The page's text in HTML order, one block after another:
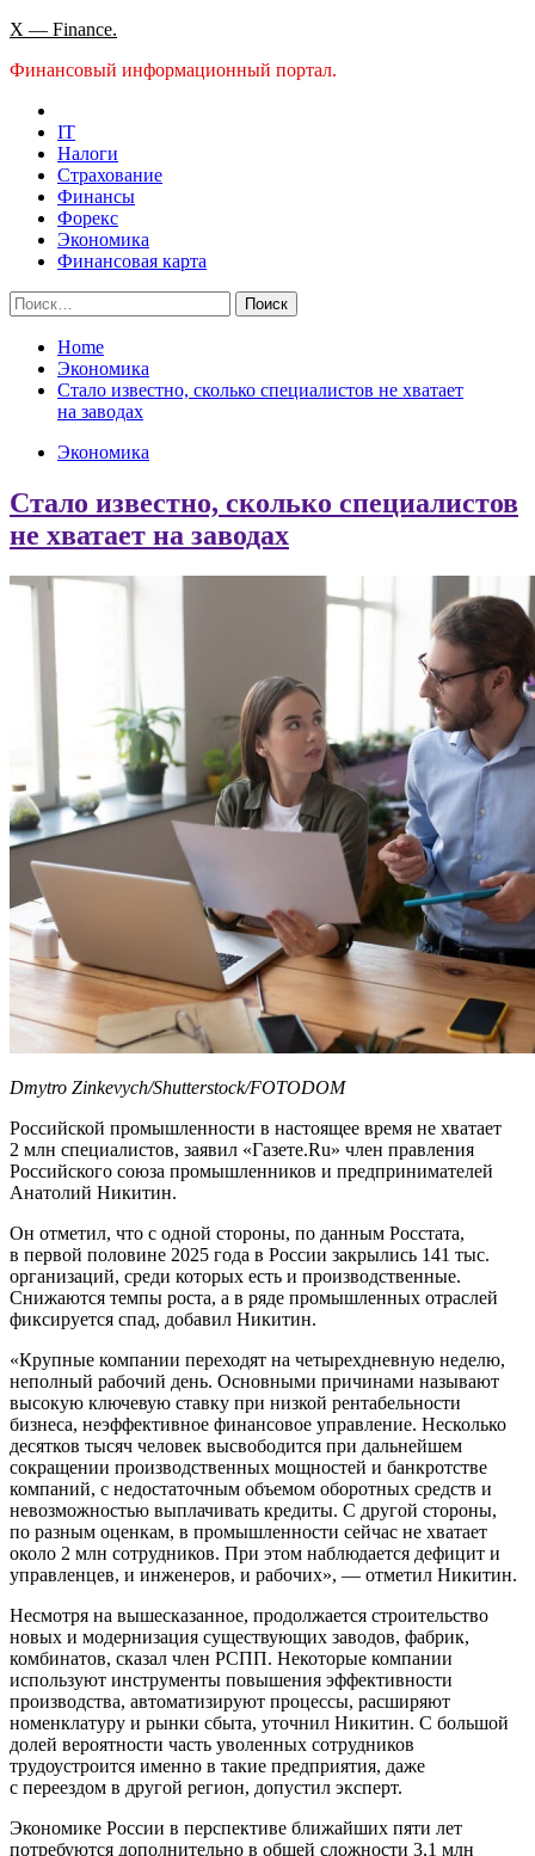
Skip
content
X — Finance.
Финансовый информационный портал.
IT
Налоги
Страхование
Финансы
Форекс
Экономика
Финансовая карта
Найти:
Home
Экономика
Стало известно, сколько специалистов не хватает
на заводах
Экономика
Стало известно, сколько специалистов
не хватает на заводах
Dmytro Zinkevych/Shutterstock/FOTODOM
Российской промышленности в настоящее время не хватает
2 млн специалистов, заявил «Газете.Ru» член правления
Российского союза промышленников и предпринимателей
Анатолий Никитин.
Он отметил, что с одной стороны, по данным Росстата,
в первой половине 2025 года в России закрылись 141 тыс.
организаций, среди которых есть и производственные.
Снижаются темпы роста, а в ряде промышленных отраслей
фиксируется спад, добавил Никитин.
«Крупные компании переходят на четырехдневную неделю,
неполный рабочий день. Основными причинами называют
высокую ключевую ставку при низкой рентабельности
бизнеса, неэффективное финансовое управление. Несколько
десятков тысяч человек высвободится при дальнейшем
сокращении производственных мощностей и банкротстве
компаний, с недостаточным объемом оборотных средств и
невозможностью выплачивать кредиты. С другой стороны,
по разным оценкам, в промышленности сейчас не хватает
около 2 млн сотрудников. При этом наблюдается дефицит и
управленцев, и инженеров, и рабочих», — отметил Никитин.
Несмотря на вышесказанное, продолжается строительство
новых и модернизация существующих заводов, фабрик,
комбинатов, сказал член РСПП. Некоторые компании
используют инструменты повышения эффективности
производства, автоматизируют процессы, расширяют
номенклатуру и рынки сбыта, уточнил Никитин. С большой
долей вероятности часть уволенных сотрудников
трудоустроится именно в такие предприятия, даже
с переездом в другой регион, допустил эксперт.
Экономике России в перспективе ближайших пяти лет
потребуются дополнительно в общей сложности 3,1 млн